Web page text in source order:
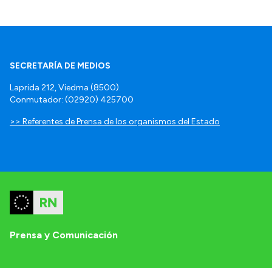
SECRETARÍA DE MEDIOS
Laprida 212, Viedma (8500).
Conmutador: (02920) 425700
>> Referentes de Prensa de los organismos del Estado
Prensa y Comunicación